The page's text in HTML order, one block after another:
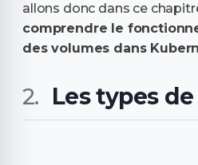
allons donc dans ce
comprendre le
des volumes dans
Les types